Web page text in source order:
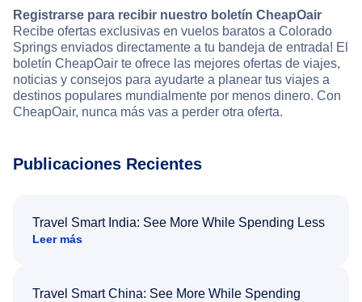
Registrarse para recibir nuestro boletín CheapOair
Recibe ofertas exclusivas en vuelos baratos a Colorado
Springs enviados directamente a tu bandeja de entrada! El
boletín CheapOair te ofrece las mejores ofertas de viajes,
noticias y consejos para ayudarte a planear tus viajes a
destinos populares mundialmente por menos dinero. Con
CheapOair, nunca más vas a perder otra oferta.
Publicaciones Recientes
Travel Smart India: See More While Spending Less
Leer más
Travel Smart China: See More While Spending